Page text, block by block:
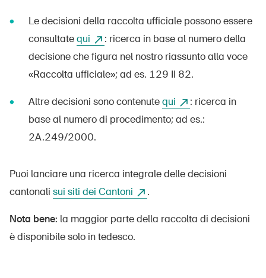
Le decisioni della raccolta ufficiale possono essere
consultatequi
: ricerca in base al numero della
decisione che figura nel nostro riassunto alla voce
«Raccolta ufficiale»; ad es. 129 II 82.
Altre decisioni sono contenutequi
: ricerca in
base al numero di procedimento; ad es.:
2A.249/2000.
Puoi lanciare una ricerca integrale delle decisioni
cantonali sui siti dei Cantoni .
Nota bene: la maggior parte della raccolta di decisioni
è disponibile solo in tedesco.